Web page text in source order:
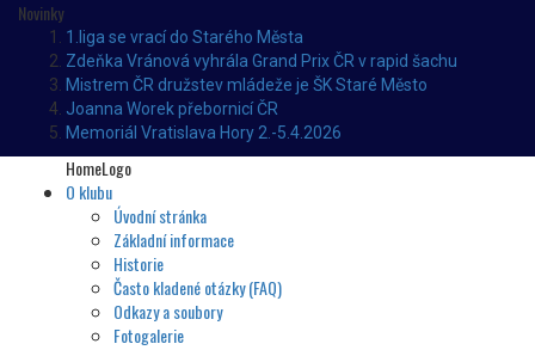
Novinky
1.liga se vrací do Starého Města
Zdeňka Vránová vyhrála Grand Prix ČR v rapid šachu
Mistrem ČR družstev mládeže je ŠK Staré Město
Joanna Worek přebornicí ČR
Memoriál Vratislava Hory 2.-5.4.2026
HomeLogo
O klubu
Úvodní stránka
Základní informace
Historie
Často kladené otázky (FAQ)
Odkazy a soubory
Fotogalerie